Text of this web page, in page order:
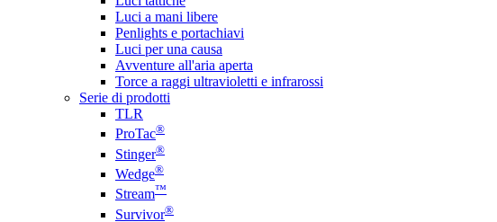
Luci a mani libere
Penlights e portachiavi
Luci per una causa
Avventure all'aria aperta
Torce a raggi ultravioletti e infrarossi
Serie di prodotti
TLR
ProTac®
Stinger®
Wedge®
Stream™
Survivor®